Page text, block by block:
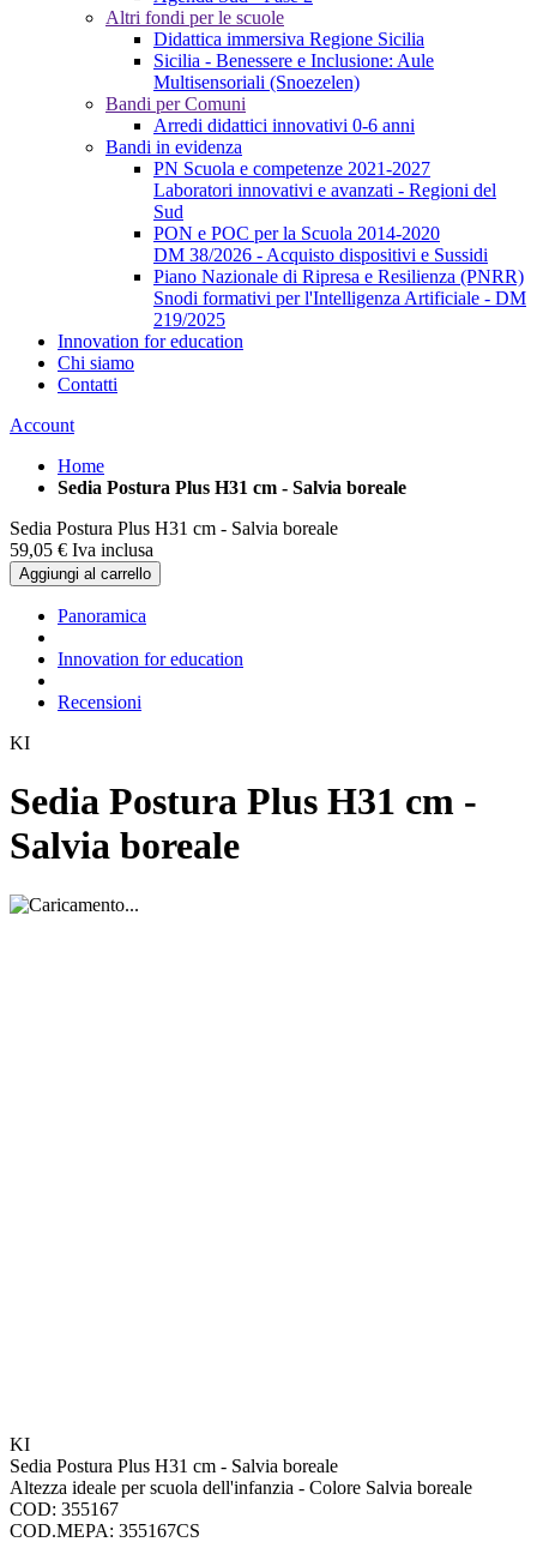
Altri fondi per le scuole
Didattica immersiva Regione Sicilia
Sicilia - Benessere e Inclusione: Aule
Multisensoriali (Snoezelen)
Bandi per Comuni
Arredi didattici innovativi 0-6 anni
Bandi in evidenza
PN Scuola e competenze 2021-2027
Laboratori innovativi e avanzati - Regioni del
Sud
PON e POC per la Scuola 2014-2020
DM 38/2026 - Acquisto dispositivi e Sussidi
Piano Nazionale di Ripresa e Resilienza (PNRR)
Snodi formativi per l'Intelligenza Artificiale - DM
219/2025
Innovation for education
Chi siamo
Contatti
Account
Home
Sedia Postura Plus H31 cm - Salvia boreale
Sedia Postura Plus H31 cm - Salvia boreale
59,05 € Iva inclusa
Aggiungi al carrello
Panoramica
Innovation for education
Recensioni
KI
Sedia Postura Plus H31 cm -
Salvia boreale
KI
Sedia Postura Plus H31 cm - Salvia boreale
Altezza ideale per scuola dell'infanzia - Colore Salvia boreale
COD: 355167
COD.MEPA: 355167CS